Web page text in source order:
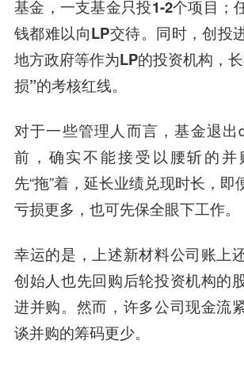
基金，一支基金只投1-2个项目；
钱都难以向LP交待。同时，创投
地方政府等作为LP的投资机构，
损”的考核红线。
对于一些管理人而言，基金退出
前，确实不能接受以腰斩的并
先“拖”着，延长业绩兑现时长，即
亏损更多，也可先保全眼下工作。
幸运的是，上述新材料公司账上
创始人也先回购后轮投资机构的
进并购。然而，许多公司现金流
谈并购的筹码更少。